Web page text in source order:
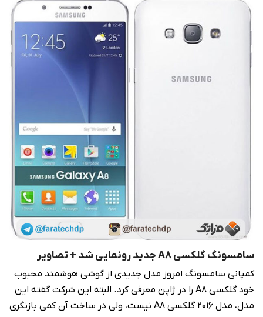
سامسونگ گلکسی A8 جدید رونمایی شد + تصاویر
کمپانی سامسونگ امروز مدل جدیدی از گوشی هوشمند محبوب
خود گلکسی A8 را در ژاپن معرفی کرد. البته این شرکت گفته این
مدل، مدل 2016 گلکسی A8 نیست، ولی در ساخت آن کمی بازنگری